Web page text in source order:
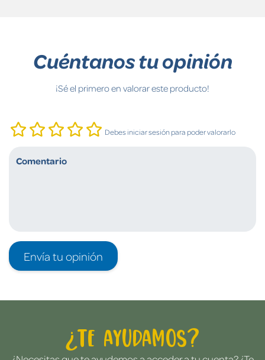
Cuéntanos tu opinión
¡Sé el primero en valorar este producto!
Debes iniciar sesión para poder valorarlo
Envía tu opinión
¿Te ayudamos?